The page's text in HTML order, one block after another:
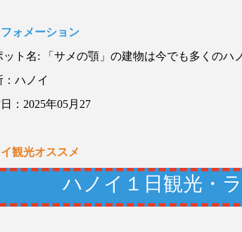
ォメーション
ット名:
「サメの顎」の建物は今でも多くのハ
：ハノイ
： 2025年05月 27
観光オススメ
ハノイ１日観光・